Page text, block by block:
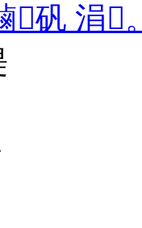
矾 涓